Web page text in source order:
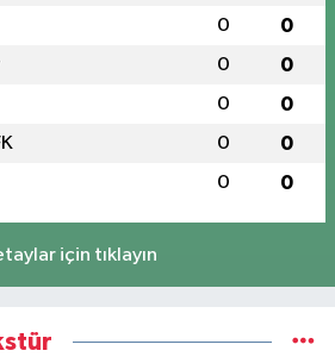
0 0
0 0
0 0
0 0
0 0
için tıklayın